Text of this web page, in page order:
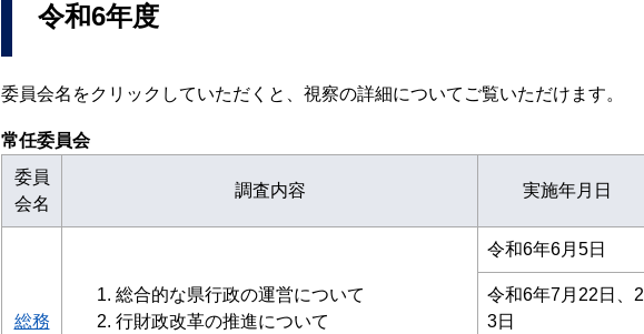
令和6年度
委員会名をクリックしていただくと、視察の詳細についてご覧いただけます。
常任委員会
委員
会名
調査内容 実施年月日
総務
総合的な県行政の運営について
行財政改革の推進について
令和6年6月5日
令和6年7月22日、2
3日